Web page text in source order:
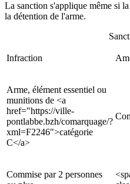
La sanction s'applique même si
la détention de l'arme.
Infraction
Arme, élément essentiel ou
munitions de <a
href="https://ville-
pontlabbe.bzh/comarquage/?
xml=F2246">catégorie
C</a>
Commise par 2 personnes